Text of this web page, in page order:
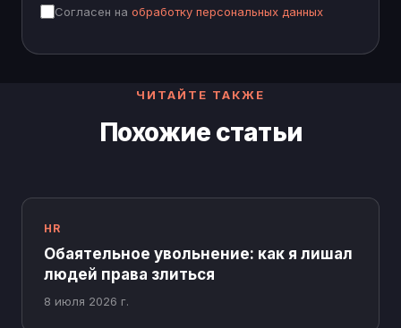
Согласен на обработку персональных данных
ЧИТАЙТЕ ТАКЖЕ
Похожие статьи
HR
Обаятельное увольнение: как я лишал
людей права злиться
8 июля 2026 г.